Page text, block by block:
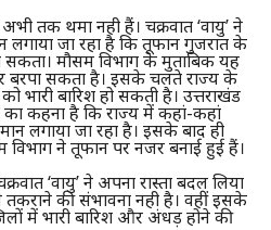
अभी तक थमा नही हैं। चक्रवात ‘वायु’ ने
लगाया जा रहा है कि तूफान गुजरात के
सकता। मौसम विभाग के मुताबिक यह
बरपा सकता है। इसके चलते राज्य के
बारिश हो सकती है। उत्तराखंड
का कहना है कि राज्य में कहां-कहां
लगाया जा रहा है। इसके बाद ही
विभाग ने तूफान पर नजर बनाई हुई हैं।
‘वायु’ ने अपना रास्ता बदल लिया
की संभावना नही है। वहीं इसके
में भारी बारिश और अंधड़ होने की